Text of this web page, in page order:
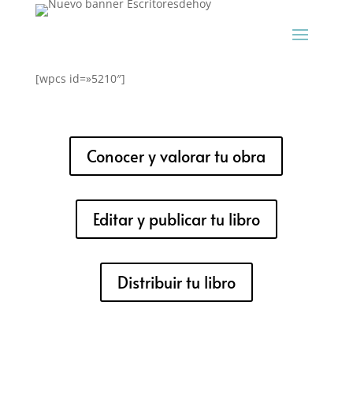
[wpcs id=»5210″]
Conocer y valorar tu obra
Editar y publicar tu libro
Distribuir tu libro